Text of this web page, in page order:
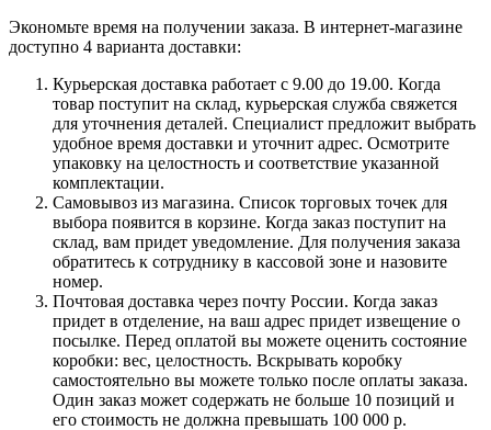
Экономьте время на получении заказа. В интернет-магазине
доступно 4 варианта доставки:
Курьерская доставка работает с 9.00 до 19.00. Когда
товар поступит на склад, курьерская служба свяжется
для уточнения деталей. Специалист предложит выбрать
удобное время доставки и уточнит адрес. Осмотрите
упаковку на целостность и соответствие указанной
комплектации.
Самовывоз из магазина. Список торговых точек для
выбора появится в корзине. Когда заказ поступит на
склад, вам придет уведомление. Для получения заказа
обратитесь к сотруднику в кассовой зоне и назовите
номер.
Почтовая доставка через почту России. Когда заказ
придет в отделение, на ваш адрес придет извещение о
посылке. Перед оплатой вы можете оценить состояние
коробки: вес, целостность. Вскрывать коробку
самостоятельно вы можете только после оплаты заказа.
Один заказ может содержать не больше 10 позиций и
его стоимость не должна превышать 100 000 р.